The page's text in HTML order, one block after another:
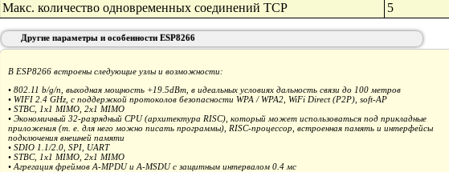
Макс. количество одновременных соединений TCP
5
Другие параметры и особенности ESP8266
В ESP8266 встроены следующие узлы и возможности:
• 802.11 b/g/n, выходная мощность +19.5dBm, в идеальных условиях дальность связи до 100 метров
• WIFI 2.4 GHz, с поддержкой протоколов безопасности WPA / WPA2, WiFi Direct (P2P), soft-AP
• STBC, 1x1 MIMO, 2x1 MIMO
• Экономичный 32-разрядный CPU (архитектура RISC), который может использоваться под прикладные
приложения (т. е. для него можно писать программы), RISC-процессор, встроенная память и интерфейсы
подключения внешней памяти
• SDIO 1.1/2.0, SPI, UART
• STBC, 1x1 MIMO, 2x1 MIMO
• Агрегация фреймов A-MPDU и A-MSDU с защитным интервалом 0.4 мс